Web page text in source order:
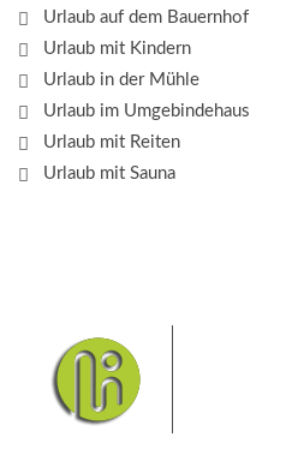
Urlaub auf dem Bauernhof
Urlaub mit Kindern
Urlaub in der Mühle
Urlaub im Umgebindehaus
Urlaub mit Reiten
Urlaub mit Sauna